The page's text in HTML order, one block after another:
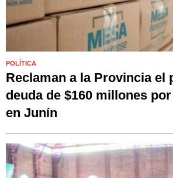
POLÍTICA
Reclaman a la Provincia el
deuda de $160 millones
en Junín